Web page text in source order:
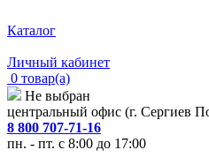
Каталог
Личный кабинет
0 товар(а)
Не выбран
центральный офис (г. Сергиев
8 800 707-71-16
пн. - пт. с 8:00 до 17:00